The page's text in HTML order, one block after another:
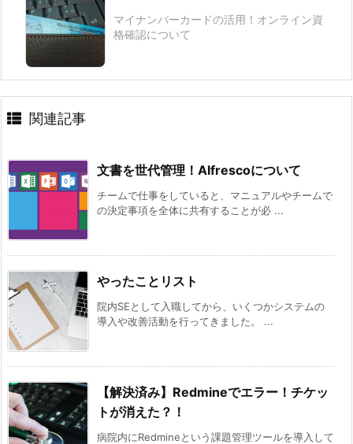
マイナンバーカードの活用！オンライン資
格確認について
関連記事
文書を世代管理！Alfrescoについて
チームで仕事をしていると、マニュアルやチームで
の決定事項を全体に共有することが必 ...
やったことリスト
院内SEとして入職してから、いくつかシステムの
導入や改善活動を行ってきました。 ...
【解決済み】Redmineでエラー！チケッ
トが消えた？！
病院内にRedmineという課題管理ツールを導入して